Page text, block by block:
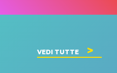
VEDI TUTTE